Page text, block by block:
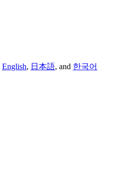
English, 日本語, and 한국어